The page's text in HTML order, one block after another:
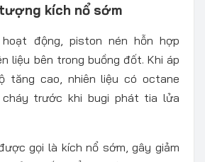
kích nổ sớm
hoạt động, piston nén hỗn hợp
liệu bên trong buồng đốt. Khi áp
tăng cao, nhiên liệu có octane
trước khi bugi phát tia lửa
gọi là kích nổ sớm, gây giảm